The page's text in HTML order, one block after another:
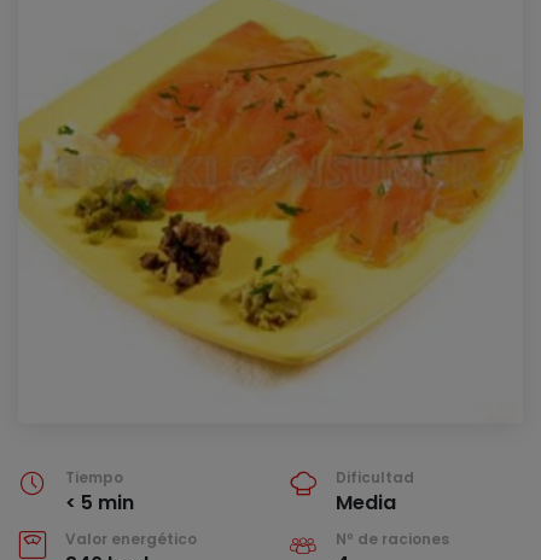
Tiempo
< 5 min
Dificultad
Media
Valor energético Nº de raciones